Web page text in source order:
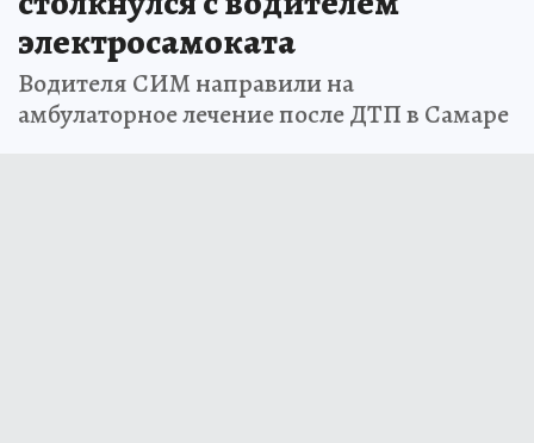
электросамоката
Водителя СИМ направили на
амбулаторное лечение после ДТП в Самаре